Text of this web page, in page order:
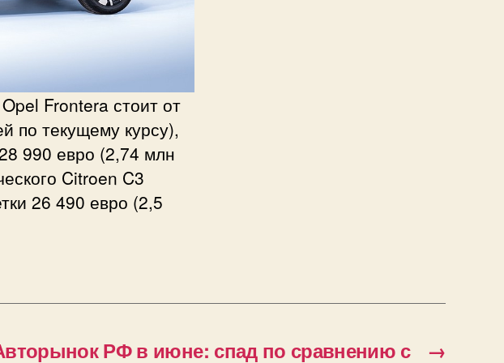
Frontera стоит от
по текущему курсу),
990 евро (2,74 млн
Citroen C3
26 490 евро (2,5
→
РФ в июне: спад по сравнению с